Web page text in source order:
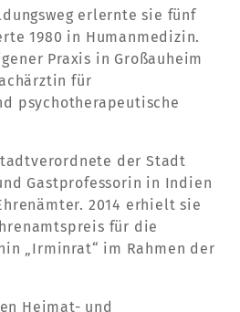
erlernte sie fünf
1980 in Humanmedizin.
Praxis in Großauheim
für
psychotherapeutische
der Stadt
Gastprofessorin in Indien
2014 erhielt sie
für die
„Irminrat“ im Rahmen der
Heimat- und